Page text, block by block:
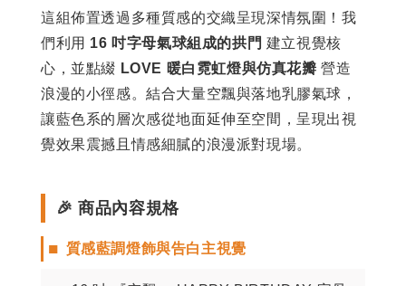
這組佈置透過多種質感的交織呈現深情氛圍！我
們利用 16 吋字母氣球組成的拱門 建立視覺核
心，並點綴 LOVE 暖白霓虹燈與仿真花瓣 營造
浪漫的小徑感。結合大量空飄與落地乳膠氣球，
讓藍色系的層次感從地面延伸至空間，呈現出視
覺效果震撼且情感細膩的浪漫派對現場。
🎉 商品內容規格
■ 質感藍調燈飾與告白主視覺